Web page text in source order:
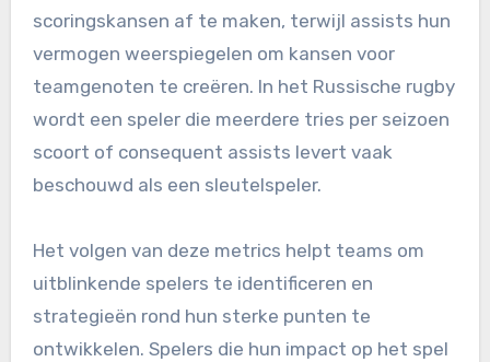
scoringskansen af te maken, terwijl assists hun
vermogen weerspiegelen om kansen voor
teamgenoten te creëren. In het Russische rugby
wordt een speler die meerdere tries per seizoen
scoort of consequent assists levert vaak
beschouwd als een sleutelspeler.
Het volgen van deze metrics helpt teams om
uitblinkende spelers te identificeren en
strategieën rond hun sterke punten te
ontwikkelen. Spelers die hun impact op het spel